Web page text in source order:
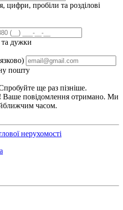
цифри, пробіли та розділові
дужки
пошту
ще раз пізніше.
Ваше повідомлення отримано. Ми
часом.
нерухомості